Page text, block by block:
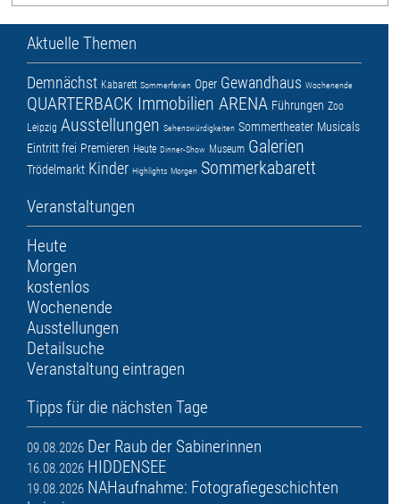
Aktuelle Themen
Demnächst Kabarett Sommerferien Oper Gewandhaus Wochenende
QUARTERBACK Immobilien ARENA Führungen Zoo
Leipzig Ausstellungen Sehenswürdigkeiten Sommertheater Musicals
Eintritt frei Premieren Heute Dinner-Show Museum Galerien
Trödelmarkt Kinder Highlights Morgen Sommerkabarett
Veranstaltungen
Heute
Morgen
kostenlos
Wochenende
Ausstellungen
Detailsuche
Veranstaltung eintragen
Tipps für die nächsten Tage
09.08.2026 Der Raub der Sabinerinnen
16.08.2026 HIDDENSEE
19.08.2026 NAHaufnahme: Fotografiegeschichten